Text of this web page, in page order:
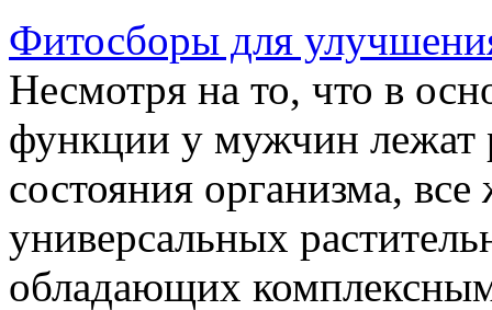
Фитосборы для
Несмотря на то, что в
функции у мужчин лежат
состояния организма,
универсальных
обладающих